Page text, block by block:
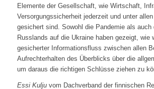
Elemente der Gesellschaft, wie Wirtschaft,
Versorgungssicherheit jederzeit und unter
gesichert sind. Sowohl die Pandemie als auch
Russlands auf die Ukraine haben gezeigt, wie
gesicherter Informationsfluss zwischen allen
Aufrechterhalten des Überblicks über die
um daraus die richtigen Schlüsse ziehen zu
Essi Kuljuvom Dachverband der finnischen